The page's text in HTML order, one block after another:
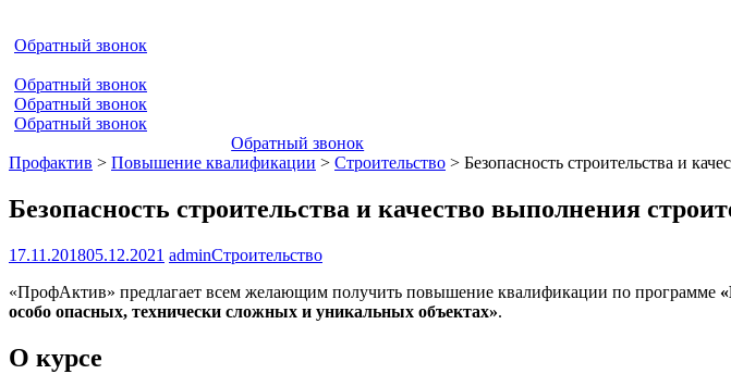
Обратный звонок
Обратный звонок
Обратный звонок
Обратный звонок
Обратный звонок
Профактив > Повышение квалификации > Строительство > Безопасность строительства и
Безопасность строительства и качество выполнения
17.11.201805.12.2021 adminСтроительство
«ПрофАктив» предлагает всем желающим получить повышение квалификации по программе
особо опасных, технически сложных и уникальных объектах».
О курсе